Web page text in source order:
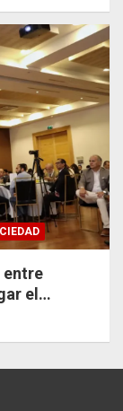
entre
el